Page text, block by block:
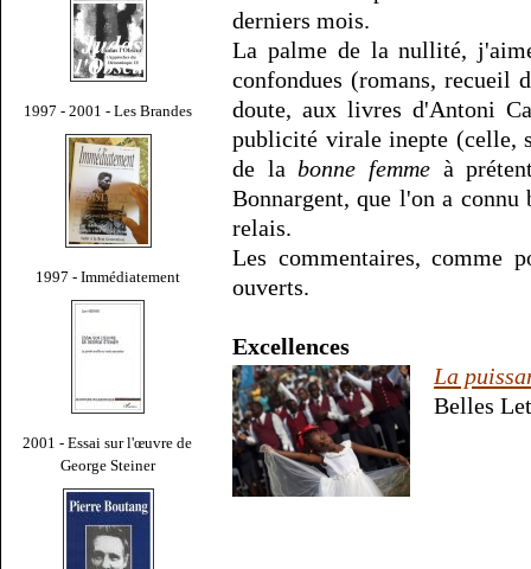
1997 - 2001 - Les Brandes
1997 - Immédiatement
2001 - Essai sur l'œuvre de
George Steiner
derniers mois.
La palme de la nullité,
confondues (romans, recueil
doute, aux livres d'Antoni
publicité virale inepte (celle,
de labonne femmeà
Bonnargent, que l'on a
relais.
Les commentaires, comme
ouverts.
Excellences
La
Belles